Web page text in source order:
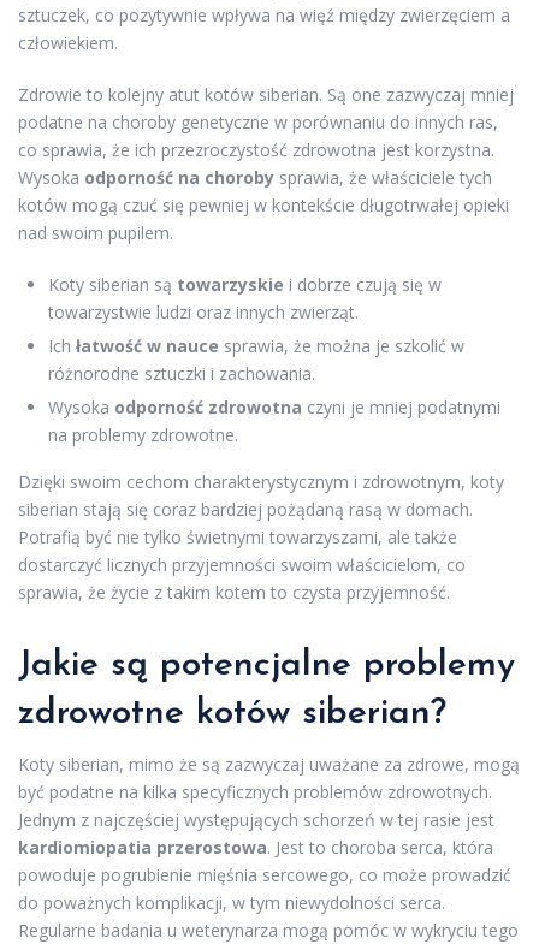
sztuczek, co pozytywnie wpływa na więź między zwierzęciem a
człowiekiem.
Zdrowie to kolejny atut kotów siberian. Są one zazwyczaj mniej
podatne na choroby genetyczne w porównaniu do innych ras,
co sprawia, że ich przezroczystość zdrowotna jest korzystna.
Wysoka odporność na choroby sprawia, że właściciele tych
kotów mogą czuć się pewniej w kontekście długotrwałej opieki
nad swoim pupilem.
Koty siberian są towarzyskie i dobrze czują się w
towarzystwie ludzi oraz innych zwierząt.
Ich łatwość w nauce sprawia, że można je szkolić w
różnorodne sztuczki i zachowania.
Wysoka odporność zdrowotna czyni je mniej podatnymi
na problemy zdrowotne.
Dzięki swoim cechom charakterystycznym i zdrowotnym, koty
siberian stają się coraz bardziej pożądaną rasą w domach.
Potrafią być nie tylko świetnymi towarzyszami, ale także
dostarczyć licznych przyjemności swoim właścicielom, co
sprawia, że życie z takim kotem to czysta przyjemność.
Jakie są potencjalne problemy
zdrowotne kotów siberian?
Koty siberian, mimo że są zazwyczaj uważane za zdrowe, mogą
być podatne na kilka specyficznych problemów zdrowotnych.
Jednym z najczęściej występujących schorzeń w tej rasie jest
kardiomiopatia przerostowa. Jest to choroba serca, która
powoduje pogrubienie mięśnia sercowego, co może prowadzić
do poważnych komplikacji, w tym niewydolności serca.
Regularne badania u weterynarza mogą pomóc w wykryciu tego